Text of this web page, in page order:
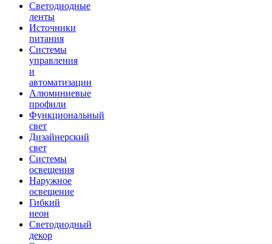
Светодиодные
ленты
Источники
питания
Системы
управления
и
автоматизации
Алюминиевые
профили
Функциональный
свет
Дизайнерский
свет
Системы
освещения
Наружное
освещение
Гибкий
неон
Светодиодный
декор